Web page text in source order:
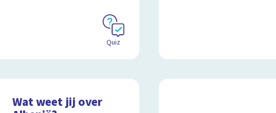
Quiz
Wat weet jij over